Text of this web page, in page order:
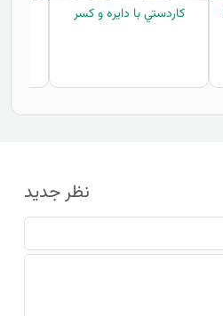
كاردستي با دايره و كسر
نظر جدید